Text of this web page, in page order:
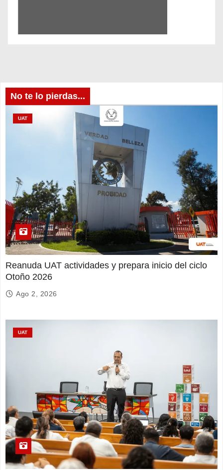
No te lo pierdas...
UAT
Reanuda UAT actividades y prepara inicio del ciclo
Otoño 2026
Ago 2, 2026
UAT